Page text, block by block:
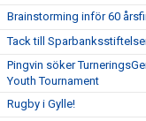
Brainstorming inför 60
Tack till
Pingvin söker
Youth Tournament
Rugby i Gylle!